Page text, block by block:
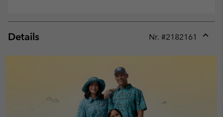
Details Nr. #2182161
or